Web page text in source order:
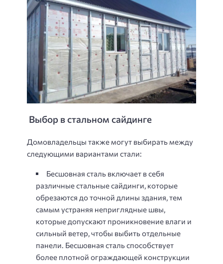
Выбор в стальном сайдинге
Домовладельцы также могут выбирать между
следующими вариантами стали:
Бесшовная сталь включает в себя
различные стальные сайдинги, которые
обрезаются до точной длины здания, тем
самым устраняя неприглядные швы,
которые допускают проникновение влаги и
сильный ветер, чтобы выбить отдельные
панели. Бесшовная сталь способствует
более плотной ограждающей конструкции